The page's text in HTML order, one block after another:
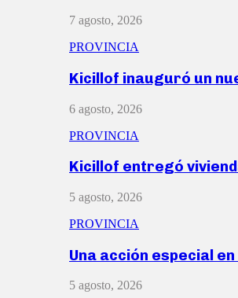
7 agosto, 2026
PROVINCIA
Kicillof inauguró un
6 agosto, 2026
PROVINCIA
Kicillof entregó
5 agosto, 2026
PROVINCIA
Una acción especial
5 agosto, 2026